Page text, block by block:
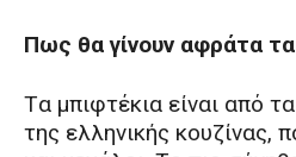
Πως θα γίνουν αφράτα
Tα μπιφτέκια είναι από
της ελληνικής κουζίνας,